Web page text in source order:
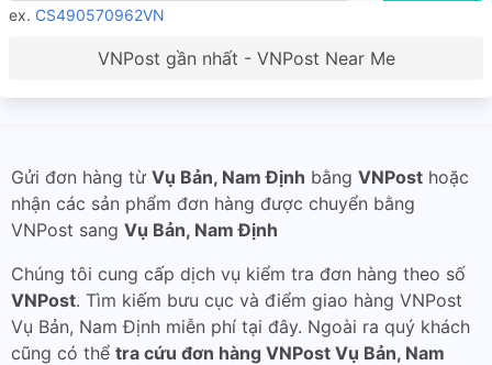
ex. CS490570962VN
VNPost gần nhất - VNPost Near Me
Gửi đơn hàng từ Vụ Bản, Nam Định bằng VNPost hoặc
nhận các sản phẩm đơn hàng được chuyển bằng
VNPost sang Vụ Bản, Nam Định
Chúng tôi cung cấp dịch vụ kiểm tra đơn hàng theo số
VNPost. Tìm kiếm bưu cục và điểm giao hàng VNPost
Vụ Bản, Nam Định miễn phí tại đây. Ngoài ra quý khách
cũng có thể tra cứu đơn hàng VNPost Vụ Bản, Nam